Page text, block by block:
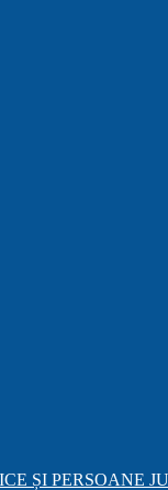
ȘI PERSOANE